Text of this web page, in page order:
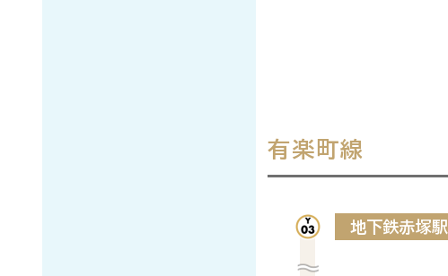
有楽町線
地下鉄赤塚駅